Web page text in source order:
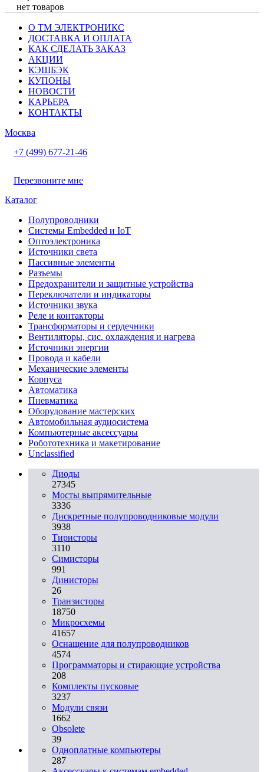
нет товаров
О ТМ ЭЛЕКТРОНИКС
ДОСТАВКА И ОПЛАТА
КАК СДЕЛАТЬ ЗАКАЗ
АКЦИИ
КЭШБЭК
КУПОНЫ
НОВОСТИ
КАРЬЕРА
КОНТАКТЫ
Москва
+7 (499) 677-21-46
Перезвоните мне
Каталог
Полупроводники
Системы Embedded и IoT
Oптоэлектроника
Источники света
Пассивные элементы
Разъeмы
Предохранители и защитные устройства
Переключатели и индикаторы
Источники звука
Реле и контакторы
Трансформаторы и сердечники
Вентиляторы, сис. охлаждения и нагрева
Источники энергии
Провода и кабели
Механические элементы
Корпуса
Автоматика
Пневматика
Оборудование мастерских
Автомобильная аудиосистема
Компьютерные аксессуары
Робототехника и макетирование
Unclassified
Диоды
27345
Мосты выпрямительные
3336
Дискретные полупроводниковые модули
3938
Тиристоры
3110
Симисторы
991
Динисторы
26
Транзисторы
18750
Микросхемы
41657
Оснащение для полупроводников
4574
Программаторы и стирающие устройства
208
Комплекты пусковые
3237
Модули связи
1662
Obsolete
39
Одноплатные компьютеры
287